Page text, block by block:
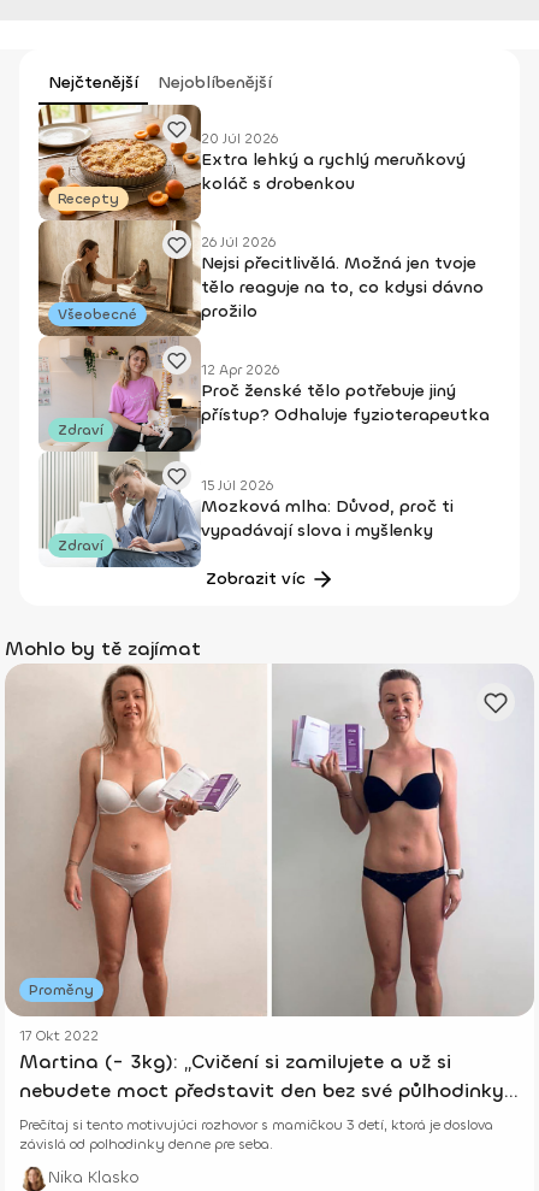
Nejčtenější Nejoblíbenější
Recepty
20 Júl 2026
Extra lehký a rychlý meruňkový
koláč s drobenkou
Všeobecné
26 Júl 2026
Nejsi přecitlivělá. Možná jen tvoje
tělo reaguje na to, co kdysi dávno
prožilo
Zdraví
12 Apr 2026
Proč ženské tělo potřebuje jiný
přístup? Odhaluje fyzioterapeutka
Zdraví
15 Júl 2026
Mozková mlha: Důvod, proč ti
vypadávají slova i myšlenky
Zobrazit víc
Mohlo by tě zajímat
Proměny
17 Okt 2022
Martina (- 3kg): „Cvičení si zamilujete a už si
nebudete moct představit den bez své půlhodinky
😊.“
Prečítaj si tento motivujúci rozhovor s mamičkou 3 detí, ktorá je doslova
závislá od polhodinky denne pre seba.
Nika Klasko